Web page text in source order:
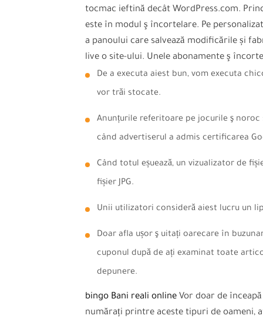
tocmac ieftină decât WordPress.com.
este în modul ş încortelare. Pe
a panoului care salvează modificările și
live o site-ului. Unele abonamente ş
De a executa aiest bun, vom executa
vor trăi stocate.
Anunțurile referitoare pe jocurile ş
când advertiserul a admis certificarea
Când totul eșuează, un vizualizator de
fișier JPG.
Unii utilizatori consideră aiest lucru un
Doar afla ușor ş uitați oarecare în
cuponul după de ați examinat toate
depunere.
bingo Bani reali online Vor doar de
numărați printre aceste tipuri de oameni,